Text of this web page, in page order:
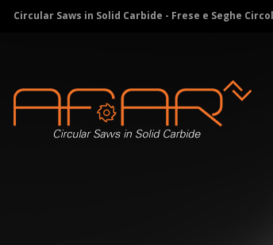
Circular Saws in Solid Carbide - Frese e Seghe